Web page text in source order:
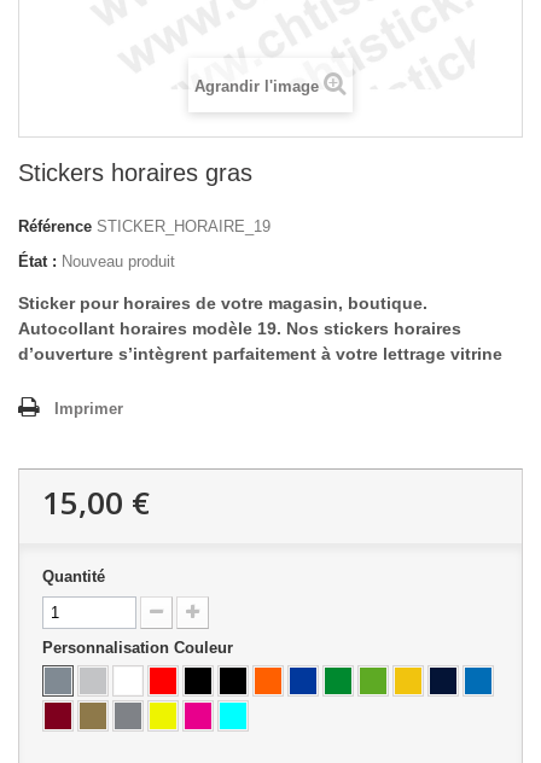
Agrandir l'image
Stickers horaires gras
Référence STICKER_HORAIRE_19
État : Nouveau produit
Sticker pour horaires de votre magasin, boutique.
Autocollant horaires modèle 19. Nos stickers horaires
d’ouverture s’intègrent parfaitement à votre lettrage vitrine
Imprimer
15,00 €
Quantité
Personnalisation Couleur